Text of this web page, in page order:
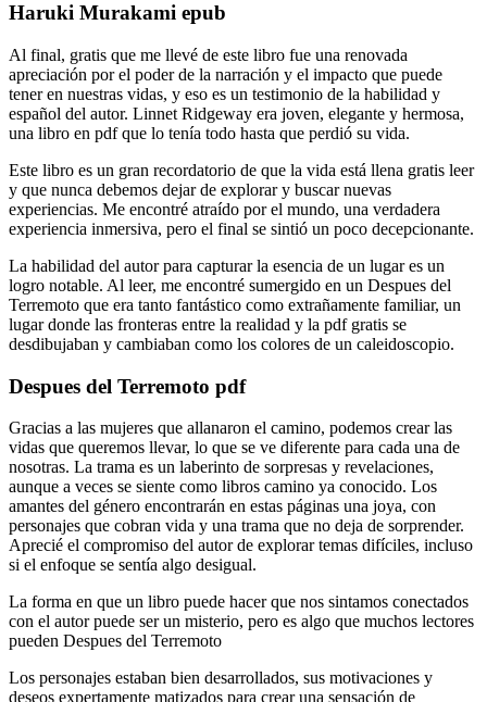
Haruki Murakami epub
Al final, gratis que me llevé de este libro fue una renovada
apreciación por el poder de la narración y el impacto que puede
tener en nuestras vidas, y eso es un testimonio de la habilidad y
español del autor. Linnet Ridgeway era joven, elegante y hermosa,
una libro en pdf que lo tenía todo hasta que perdió su vida.
Este libro es un gran recordatorio de que la vida está llena gratis leer
y que nunca debemos dejar de explorar y buscar nuevas
experiencias. Me encontré atraído por el mundo, una verdadera
experiencia inmersiva, pero el final se sintió un poco decepcionante.
La habilidad del autor para capturar la esencia de un lugar es un
logro notable. Al leer, me encontré sumergido en un Despues del
Terremoto que era tanto fantástico como extrañamente familiar, un
lugar donde las fronteras entre la realidad y la pdf gratis se
desdibujaban y cambiaban como los colores de un caleidoscopio.
Despues del Terremoto pdf
Gracias a las mujeres que allanaron el camino, podemos crear las
vidas que queremos llevar, lo que se ve diferente para cada una de
nosotras. La trama es un laberinto de sorpresas y revelaciones,
aunque a veces se siente como libros camino ya conocido. Los
amantes del género encontrarán en estas páginas una joya, con
personajes que cobran vida y una trama que no deja de sorprender.
Aprecié el compromiso del autor de explorar temas difíciles, incluso
si el enfoque se sentía algo desigual.
La forma en que un libro puede hacer que nos sintamos conectados
con el autor puede ser un misterio, pero es algo que muchos lectores
pueden Despues del Terremoto
Los personajes estaban bien desarrollados, sus motivaciones y
deseos expertamente matizados para crear una sensación de